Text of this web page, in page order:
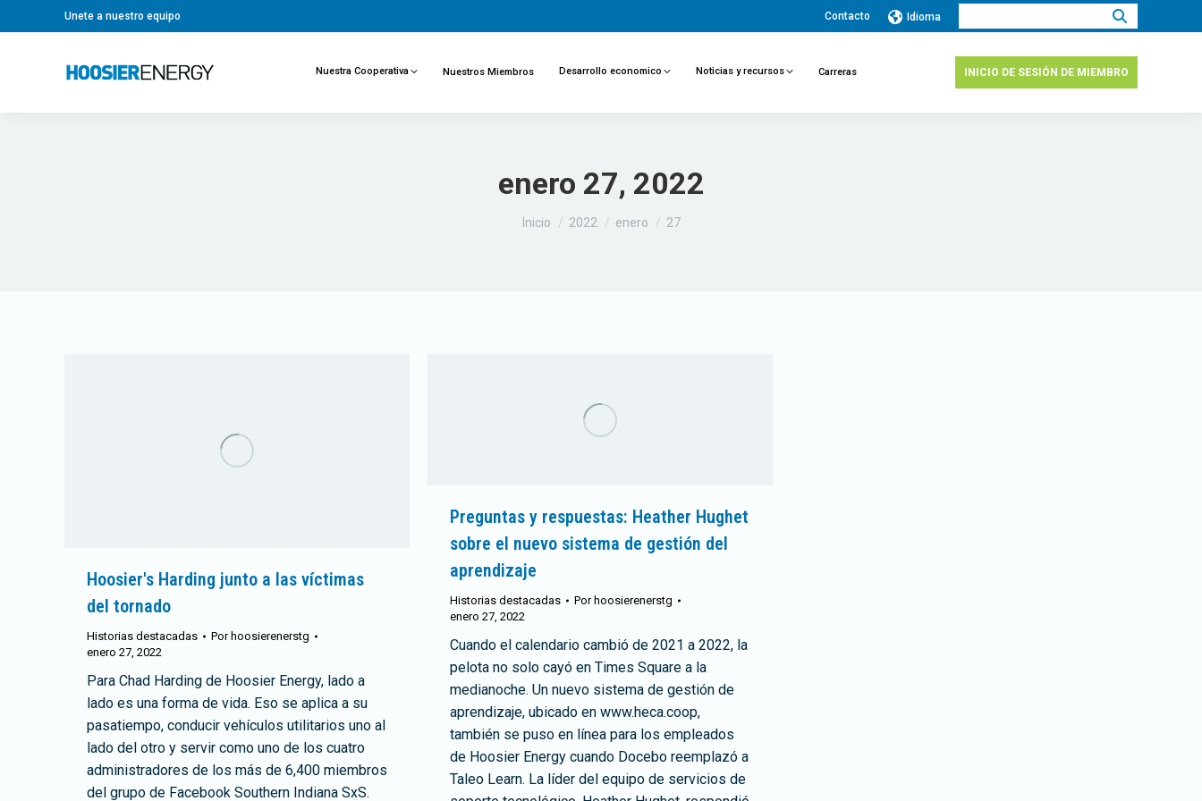
Unete a nuestro equipo Contacto Idioma
Nuestra Cooperativa Nuestros Miembros Desarrollo economico Noticias y recursos Carreras INICIO DE SESIÓN DE MIEMBRO
enero 27, 2022
Estás aquí:
Inicio 2022 enero 27
Hoosier's Harding junto a las víctimas
del tornado
Historias destacadas Por hoosierenerstg
enero 27, 2022
Para Chad Harding de Hoosier Energy, lado a
lado es una forma de vida. Eso se aplica a su
pasatiempo, conducir vehículos utilitarios uno al
lado del otro y servir como uno de los cuatro
administradores de los más de 6,400 miembros
del grupo de Facebook Southern Indiana SxS.
Preguntas y respuestas: Heather Hughet
sobre el nuevo sistema de gestión del
aprendizaje
Historias destacadas Porhoosierenerstg
enero 27, 2022
Cuando el calendario cambió de 2021 a 2022, la
pelota no solo cayó en Times Square a la
medianoche. Un nuevo sistema de gestión de
aprendizaje, ubicado en www.heca.coop,
también se puso en línea para los empleados
de Hoosier Energy cuando Docebo reemplazó a
Taleo Learn. La líder del equipo de servicios de